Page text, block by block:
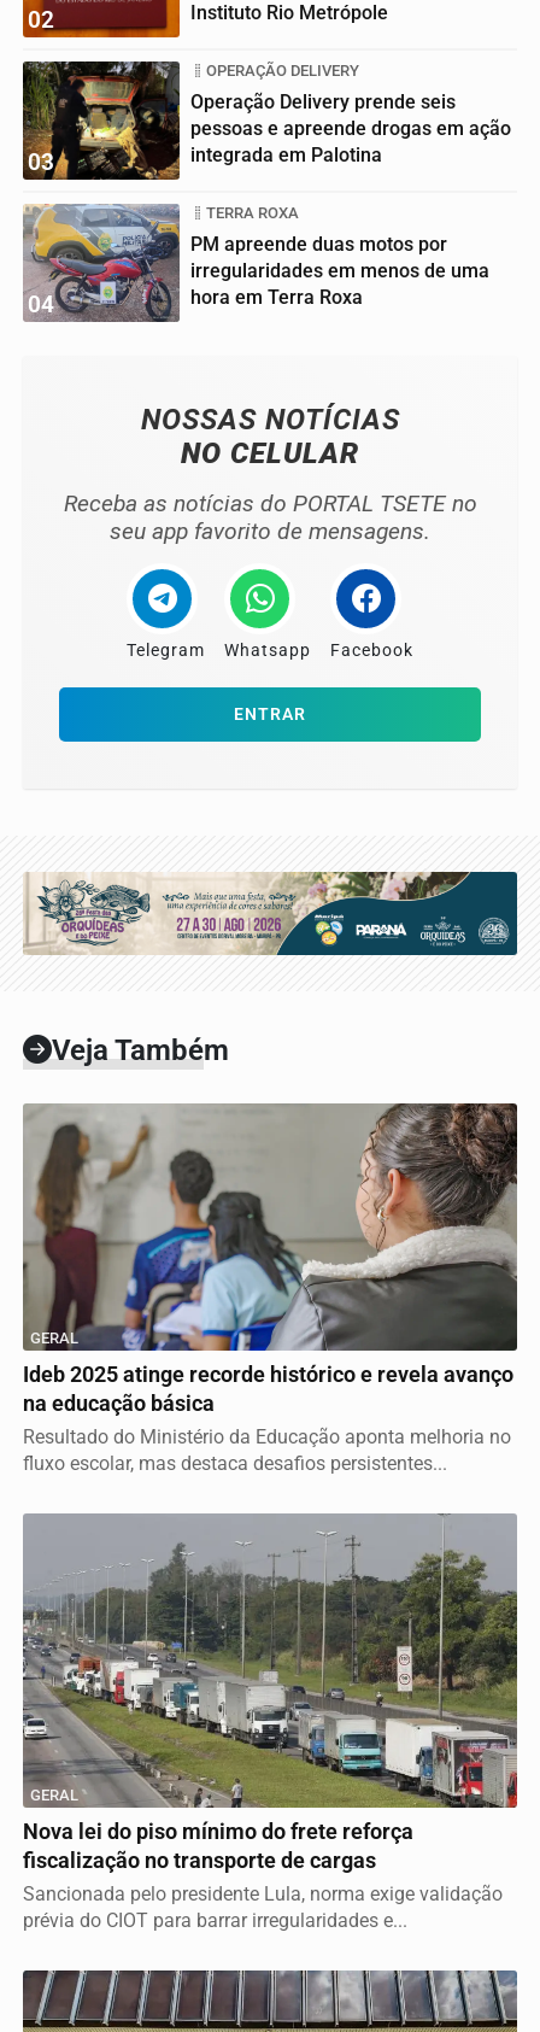
02
Instituto Rio Metrópole
03
OPERAÇÃO DELIVERY
Operação Delivery prende seis
pessoas e apreende drogas em ação
integrada em Palotina
04
TERRA ROXA
PM apreende duas motos por
irregularidades em menos de uma
hora em Terra Roxa
NOSSAS NOTÍCIAS
NO CELULAR
Receba as notícias do PORTAL TSETE no
seu app favorito de mensagens.
Telegram Whatsapp Facebook
ENTRAR
Veja Também
GERAL
Ideb 2025 atinge recorde histórico e revela avanço
na educação básica
Resultado do Ministério da Educação aponta melhoria no
fluxo escolar, mas destaca desafios persistentes...
GERAL
Nova lei do piso mínimo do frete reforça
fiscalização no transporte de cargas
Sancionada pelo presidente Lula, norma exige validação
prévia do CIOT para barrar irregularidades e...